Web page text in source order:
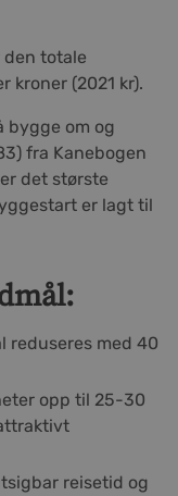
den totale
kroner (2021 kr).
bygge om og
fra Kanebogen
det største
er lagt til
reduseres med 40
opp til 25-30
reisetid og